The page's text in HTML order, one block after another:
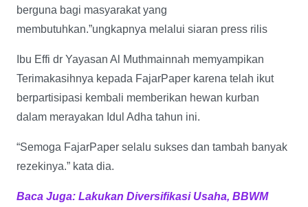
berguna bagi masyarakat yang
membutuhkan.”ungkapnya melalui siaran press rilis
Ibu Effi dr Yayasan Al Muthmainnah memyampikan
Terimakasihnya kepada FajarPaper karena telah ikut
berpartisipasi kembali memberikan hewan kurban
dalam merayakan Idul Adha tahun ini.
“Semoga FajarPaper selalu sukses dan tambah banyak
rezekinya.” kata dia.
Baca Juga: Lakukan Diversifikasi Usaha, BBWM